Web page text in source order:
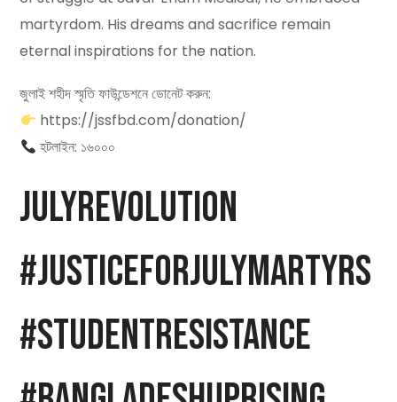
martyrdom. His dreams and sacrifice remain
eternal inspirations for the nation.
জুলাই শহীদ স্মৃতি ফাউন্ডেশনে ডোনেট করুন:
https://jssfbd.com/donation/
হটলাইন: ১৬০০০
JulyRevolution
#JusticeForJulyMartyrs
#StudentResistance